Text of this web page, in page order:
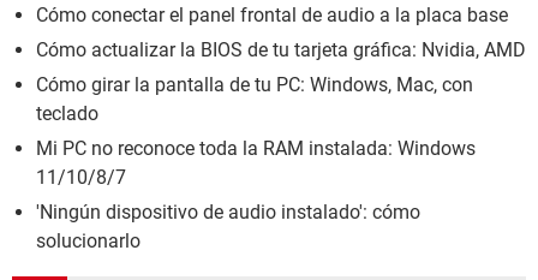
Cómo conectar el panel frontal de audio a la placa base
Cómo actualizar la BIOS de tu tarjeta gráfica: Nvidia, AMD
Cómo girar la pantalla de tu PC: Windows, Mac, con
teclado
Mi PC no reconoce toda la RAM instalada: Windows
11/10/8/7
'Ningún dispositivo de audio instalado': cómo
solucionarlo